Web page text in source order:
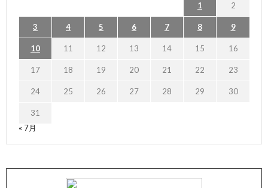
1 2
3 4 5 6 7 8 9
10 11 12 13 14 15 16
17 18 19 20 21 22 23
24 25 26 27 28 29 30
31
« 7月